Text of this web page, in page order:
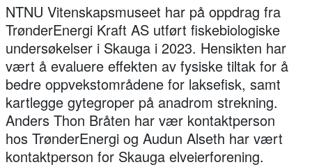
NTNU Vitenskapsmuseet har på oppdrag fra
TrønderEnergi Kraft AS utført fiskebiologiske
undersøkelser i Skauga i 2023. Hensikten har
vært å evaluere effekten av fysiske tiltak for å
bedre oppvekstområdene for laksefisk, samt
kartlegge gytegroper på anadrom strekning.
Anders Thon Bråten har vær kontaktperson
hos TrønderEnergi og Audun Alseth har vært
kontaktperson for Skauga elveierforening.